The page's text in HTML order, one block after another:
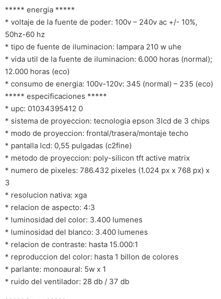
***** energia *****
* voltaje de la fuente de poder: 100v – 240v ac +/- 10%,
50hz-60 hz
* tipo de fuente de iluminacion: lampara 210 w uhe
* vida util de la fuente de iluminacion: 6.000 horas (normal);
12.000 horas (eco)
* consumo de energia: 100v-120v: 345 (normal) – 235 (eco)
***** especificaciones *****
* upc: 01034395412 0
* sistema de proyeccion: tecnologia epson 3lcd de 3 chips
* modo de proyeccion: frontal/trasera/montaje techo
* pantalla lcd: 0,55 pulgadas (c2fine)
* metodo de proyeccion: poly-silicon tft active matrix
* numero de pixeles: 786.432 pixeles (1.024 px x 768 px) x
3
* resolucion nativa: xga
* relacion de aspecto: 4:3
* luminosidad del color: 3.400 lumenes
* luminosidad del blanco: 3.400 lumenes
* relacion de contraste: hasta 15.000:1
* reproduccion del color: hasta 1 billon de colores
* parlante: monoaural: 5w x 1
* ruido del ventilador: 28 db / 37 db